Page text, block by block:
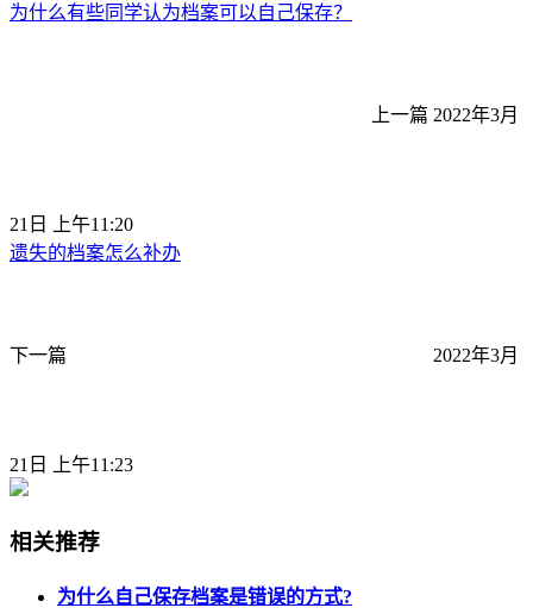
为什么有些同学认为档案可以自己保存？
上一篇 2022年3月
21日 上午11:20
遗失的档案怎么补办
下一篇 2022年3月
21日 上午11:23
相关推荐
为什么自己保存档案是错误的方式?